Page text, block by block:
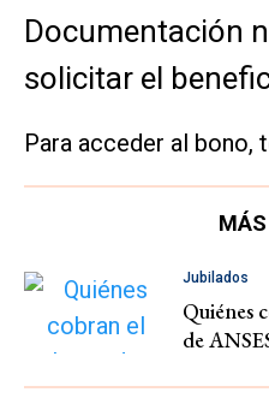
Documentación
solicitar el
Para acceder al bono,
Jubilados
Quiénes
de